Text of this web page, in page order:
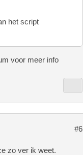
het script
voor meer info
#6
zo ver ik weet.